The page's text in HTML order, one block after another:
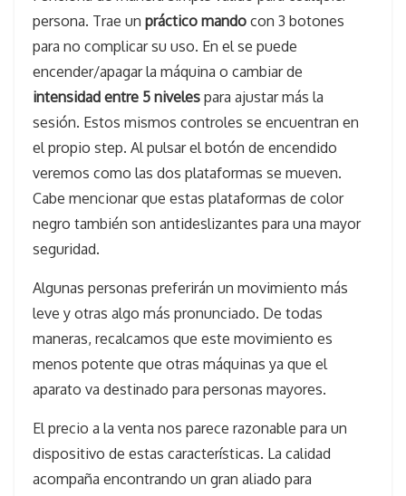
persona. Trae un práctico mando con 3 botones
para no complicar su uso. En el se puede
encender/apagar la máquina o cambiar de
intensidad entre 5 niveles para ajustar más la
sesión. Estos mismos controles se encuentran en
el propio step. Al pulsar el botón de encendido
veremos como las dos plataformas se mueven.
Cabe mencionar que estas plataformas de color
negro también son antideslizantes para una mayor
seguridad.
Algunas personas preferirán un movimiento más
leve y otras algo más pronunciado. De todas
maneras, recalcamos que este movimiento es
menos potente que otras máquinas ya que el
aparato va destinado para personas mayores.
El precio a la venta nos parece razonable para un
dispositivo de estas características. La calidad
acompaña encontrando un gran aliado para